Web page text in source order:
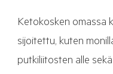
Ketokosken omassa
sijoitettu, kuten
putkiliitosten alle